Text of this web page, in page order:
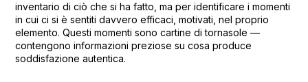
inventario di ciò che si ha fatto, ma per identificare i momenti
in cui ci si è sentiti davvero efficaci, motivati, nel proprio
elemento. Questi momenti sono cartine di tornasole —
contengono informazioni preziose su cosa produce
soddisfazione autentica.